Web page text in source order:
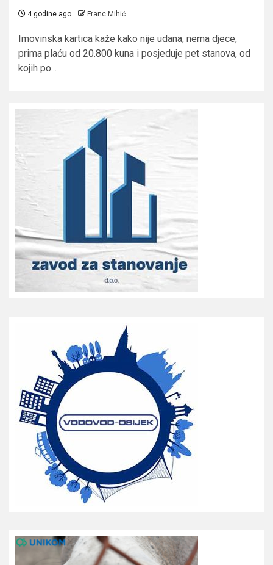
4 godine ago Franc Mihić
Imovinska kartica kaže kako nije udana, nema djece,
prima plaću od 20.800 kuna i posjeduje pet stanova, od
kojih po...